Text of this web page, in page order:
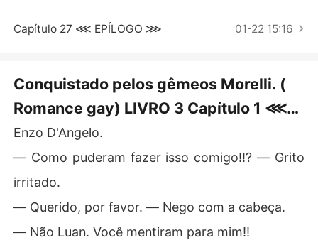
― Vamos fazer um acordo. ― Franzo a testa.
― Nos deixe tentar lhe conquistar até o dia que você fo
― Me conquistar? ― Os dois acenam. ― Porque? Você
― Mais queremos você, Enzo. ― Os dois dizem unísson
Capítulo 27 ⋘ EPÍLOGO ⋙ 01-22 15:16
Conquistado pelos gêmeos Morelli. (
Romance gay) LIVRO 3 Capítulo 1 ⋘
PRÓLOGO ⋙
Enzo D'Angelo.
― Como puderam fazer isso comigo!!? ― Grito
irritado.
― Querido, por favor. ― Nego com a cabeça.
― Não Luan. Você mentiram para mim!!